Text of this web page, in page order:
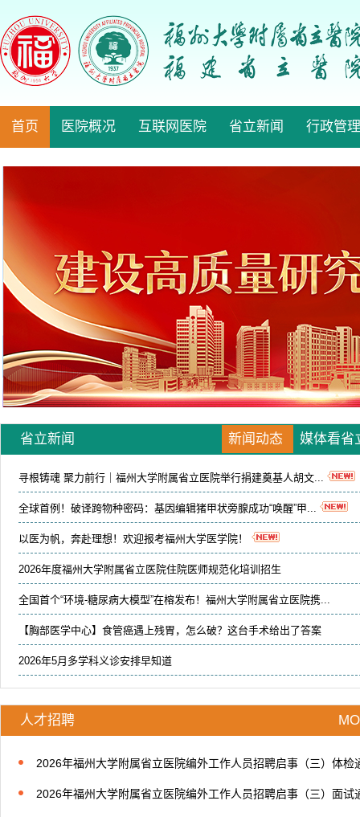
首页 医院概况 互联网医院 省立新闻 行政管理
省立新闻 新闻动态 媒体看省
寻根铸魂 聚力前行｜福州大学附属省立医院举行捐建奠基人胡文...
全球首例！破译跨物种密码：基因编辑猪甲状旁腺成功“唤醒”甲...
以医为帆，奔赴理想！欢迎报考福州大学医学院！
2026年度福州大学附属省立医院住院医师规范化培训招生
全国首个“环境-糖尿病大模型”在榕发布！福州大学附属省立医院携...
【胸部医学中心】食管癌遇上残胃，怎么破？这台手术给出了答案
2026年5月多学科义诊安排早知道
两会聚焦·智汇医改 | 省立医院AI机器人...
人才招聘
2026年福州大学附属省立医院编外工作人员招聘启事（三）体检
2026年福州大学附属省立医院编外工作人员招聘启事（三）面试